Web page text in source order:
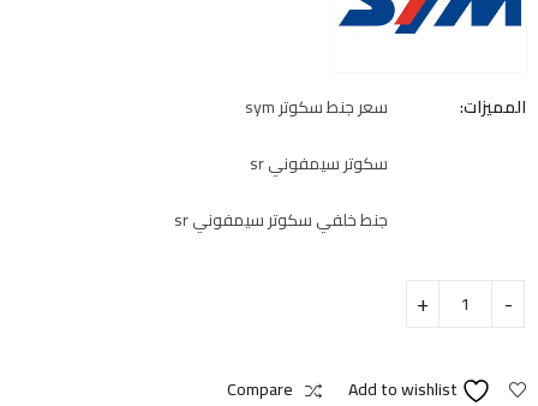
المميزات:
سعر جنط سكوتر sym
سكوتر سيمفوني sr
جنط خلفي سكوتر سيمفوني sr
Add to wishlist
Compare